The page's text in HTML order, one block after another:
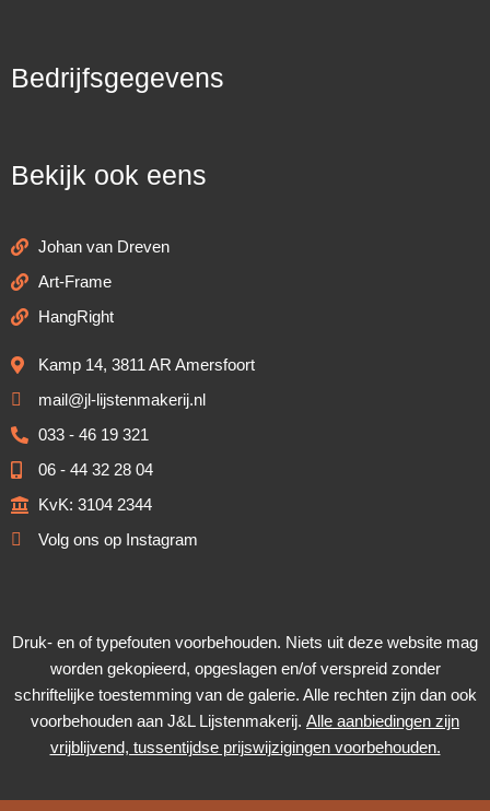
Bedrijfsgegevens
Bekijk ook eens
Johan van Dreven
Art-Frame
HangRight
Kamp 14, 3811 AR Amersfoort
mail@jl-lijstenmakerij.nl
033 - 46 19 321
06 - 44 32 28 04
KvK: 3104 2344
Volg ons op Instagram
Druk- en of typefouten voorbehouden. Niets uit deze website mag
worden gekopieerd, opgeslagen en/of verspreid zonder
schriftelijke toestemming van de galerie. Alle rechten zijn dan ook
voorbehouden aan J&L Lijstenmakerij. Alle aanbiedingen zijn
vrijblijvend, tussentijdse prijswijzigingen voorbehouden.